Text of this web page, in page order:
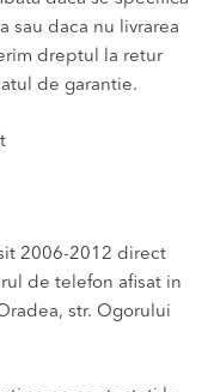
sau daca nu livrarea
dreptul la retur
de garantie.
2006-2012 direct
de telefon afisat in
str. Ogorului